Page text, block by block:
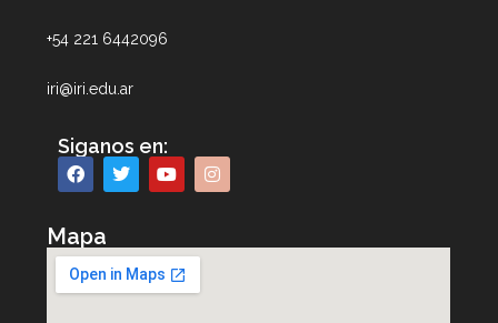
+54 221 6442096
iri@iri.edu.ar
Siganos en:
Mapa